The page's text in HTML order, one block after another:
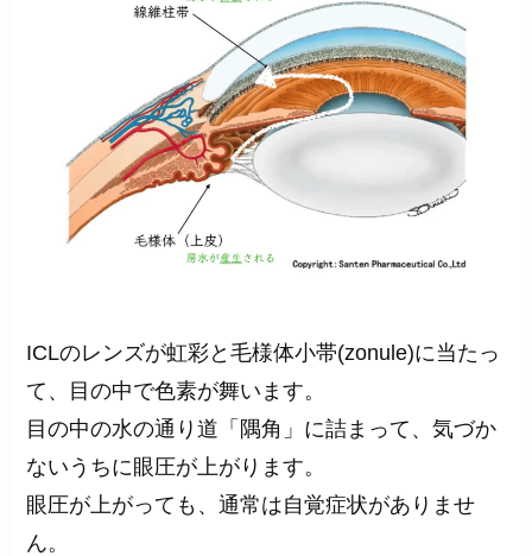
ICLのレンズが虹彩と毛様体小帯(zonule)に当たっ
て、目の中で色素が舞います。
目の中の水の通り道「隅角」に詰まって、気づか
ないうちに眼圧が上がります。
眼圧が上がっても、通常は自覚症状がありませ
ん。